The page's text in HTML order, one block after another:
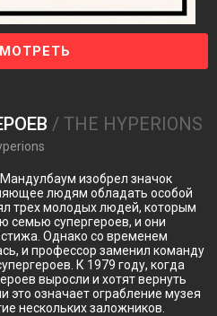
/ THE HYPERIONS
изобрел значок
людям обладать особой
трех молодых людей, которым
семью супергероев, и они
Однако со временем
и профессор заменил команду
К 1979 году, когда
выросли и хотят вернуть
это означает ограбление музея
нескольких заложников.